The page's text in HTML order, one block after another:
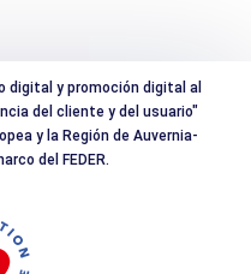
2h
digital y promoción digital al
del cliente y del usuario"
y la Región de Auvernia-
del FEDER.